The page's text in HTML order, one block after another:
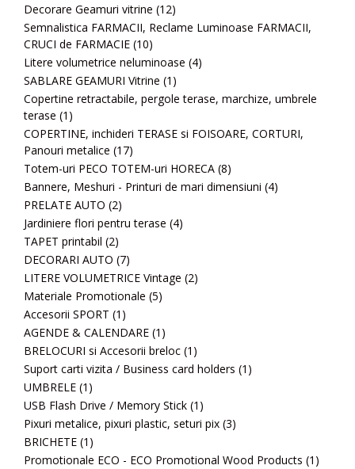
Decorare Geamuri vitrine (12)
Semnalistica FARMACII, Reclame Luminoase FARMACII,
CRUCI de FARMACIE (10)
Litere volumetrice neluminoase (4)
SABLARE GEAMURI Vitrine (1)
Copertine retractabile, pergole terase, marchize, umbrele
terase (1)
COPERTINE, inchideri TERASE si FOISOARE, CORTURI,
Panouri metalice (17)
Totem-uri PECO TOTEM-uri HORECA (8)
Bannere, Meshuri - Printuri de mari dimensiuni (4)
PRELATE AUTO (2)
Jardiniere flori pentru terase (4)
TAPET printabil (2)
DECORARI AUTO (7)
LITERE VOLUMETRICE Vintage (2)
Materiale Promotionale (5)
Accesorii SPORT (1)
AGENDE & CALENDARE (1)
BRELOCURI si Accesorii breloc (1)
Suport carti vizita / Business card holders (1)
UMBRELE (1)
USB Flash Drive / Memory Stick (1)
Pixuri metalice, pixuri plastic, seturi pix (3)
BRICHETE (1)
Promotionale ECO - ECO Promotional Wood Products (1)